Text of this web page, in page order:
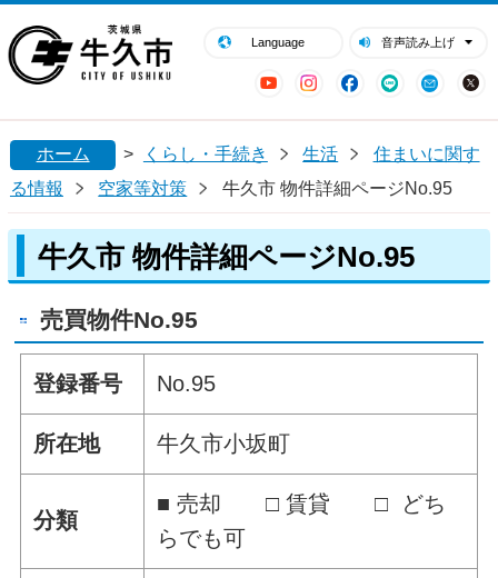
Language 音声読み上げ
YouTubeInstagram
Facebook
LINE Mail
閉じる
ホーム > くらし・手続き 生活
住まいに関す
る情報
空家等対策 牛久市 物件詳細ページNo.95
牛久市 物件詳細ページNo.95
売買物件No.95
登録番号 No.95
所在地 牛久市小坂町
分類
■ 売却 □ 賃貸 □ どち
らでも可